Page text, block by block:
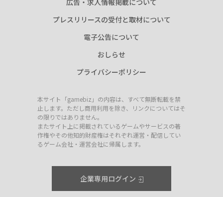
広告・求人情報掲載について
プレスリリースの受付と取材について
電子公告について
おしらせ
プライバシーポリシー
本サイト「gamebiz」の内容は、すべて無断転載を禁
止します。ただし商用利用を除き、リンクについてはそ
の限りではありません。
またサイト上に掲載されているゲームやサービスの著
作権やその他知的財産権はそれぞれ運営・配信してい
るゲーム会社・運営会社に帰属します。
企業専用ログイン